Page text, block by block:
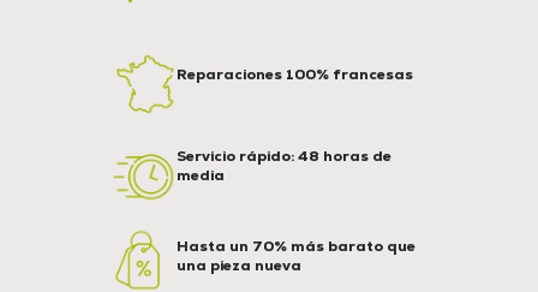
Reparaciones 100% francesas
Servicio rápido: 48 horas de
media
Hasta un 70% más barato que
una pieza nueva